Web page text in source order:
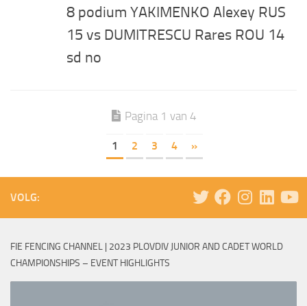
8 podium YAKIMENKO Alexey RUS
15 vs DUMITRESCU Rares ROU 14
sd no
Pagina 1 van 4
1 2 3 4 »
VOLG:
FIE FENCING CHANNEL | 2023 PLOVDIV JUNIOR AND CADET WORLD
CHAMPIONSHIPS – EVENT HIGHLIGHTS